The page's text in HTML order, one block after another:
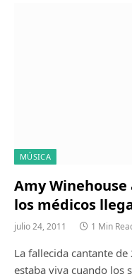
MÚSICA
Amy
los médicos
julio 24, 2011 1 Min
La fallecida cantante
estaba viva cuando los